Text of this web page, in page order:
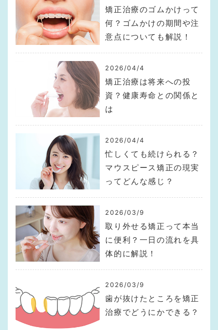
矯正治療のゴムかけって
何？ゴムかけの期間や注
意点についても解説！
2026/04/4
矯正治療は将来への投
資？健康寿命との関係と
は
2026/04/4
忙しくても続けられる？
マウスピース矯正の現実
ってどんな感じ？
2026/03/9
取り外せる矯正って本当
に便利？一日の流れを具
体的に解説！
2026/03/9
歯が抜けたところを矯正
治療でどうにかできる？